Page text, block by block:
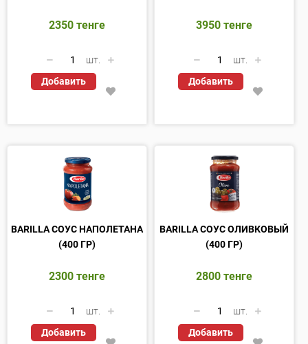
2350 тенге
шт.
Добавить
3950 тенге
шт.
Добавить
BARILLA СОУС НАПОЛЕТАНА
(400 ГР)
2300 тенге
шт.
Добавить
BARILLA СОУС ОЛИВКОВЫЙ
(400 ГР)
2800 тенге
шт.
Добавить